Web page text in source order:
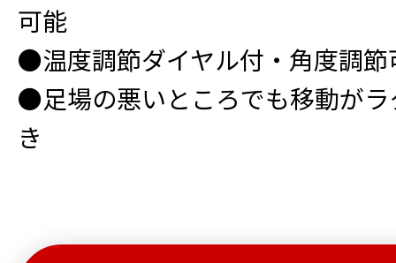
可能
●温度調節ダイヤル付・角度調節
●足場の悪いところでも移動が
き